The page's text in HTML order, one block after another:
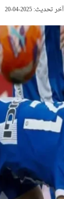
آخر تحديث: 2025-04-20